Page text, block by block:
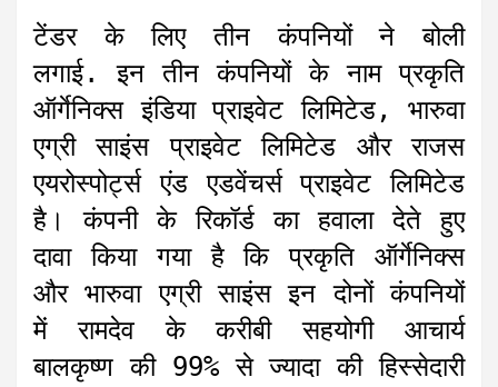
टेंडर के लिए तीन कंपनियों ने बोली
लगाई. इन तीन कंपनियों के नाम प्रकृति
ऑर्गेनिक्स इंडिया प्राइवेट लिमिटेड, भारुवा
एग्री साइंस प्राइवेट लिमिटेड और राजस
एयरोस्पोर्ट्स एंड एडवेंचर्स प्राइवेट लिमिटेड
है। कंपनी के रिकॉर्ड का हवाला देते हुए
दावा किया गया है कि प्रकृति ऑर्गेनिक्स
और भारुवा एग्री साइंस इन दोनों कंपनियों
में रामदेव के करीबी सहयोगी आचार्य
बालकृष्ण की 99% से ज्यादा की हिस्सेदारी